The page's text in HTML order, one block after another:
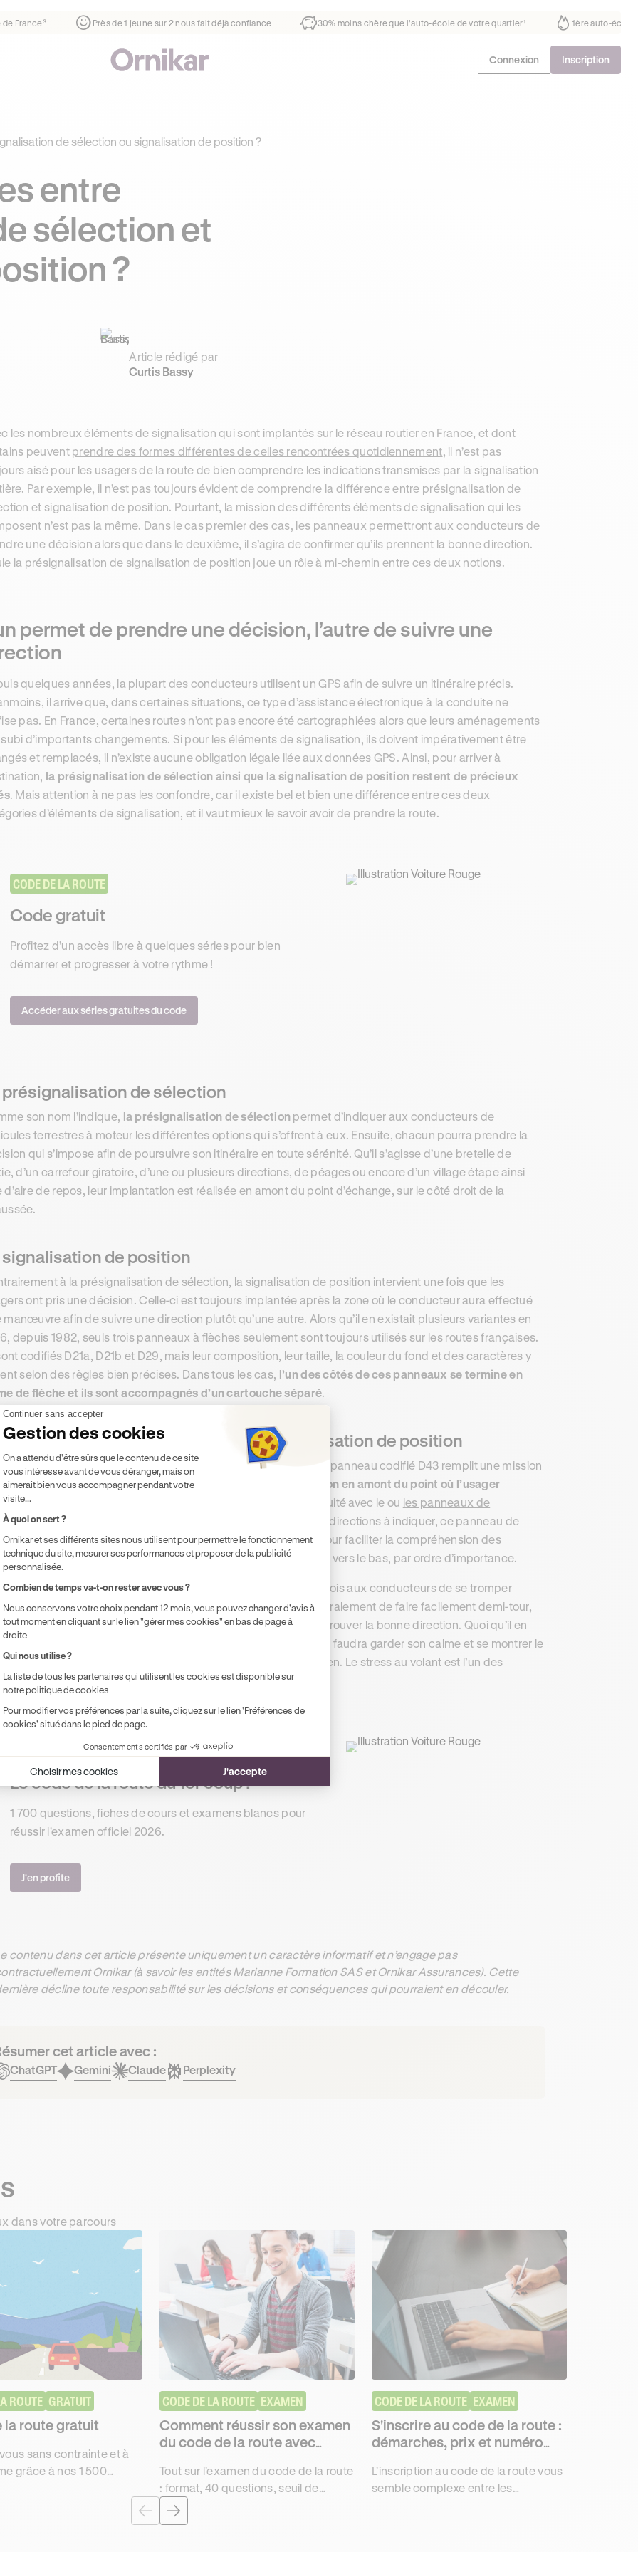
¹ 1ère auto-école de France³ Près de 1 jeune sur 2 nous fait déjà confiance 30% moins chère que l’auto-école de votre
Connexion Inscription
de sélection ou signalisation de position ?
entre
sélection et
?
Article rédigé par
Curtis Bassy
les nombreux éléments de signalisation qui sont implantés sur le réseau routier en France, et dont
peuvent prendre des formes différentes de celles rencontrées quotidiennement, il n’est pas
aisé pour les usagers de la route de bien comprendre les indications transmises par la signalisation
Par exemple, il n’est pas toujours évident de comprendre la différence entre présignalisation de
et signalisation de position. Pourtant, la mission des différents éléments de signalisation qui les
n’est pas la même. Dans le cas premier des cas, les panneaux permettront aux conducteurs de
une décision alors que dans le deuxième, il s’agira de confirmer qu’ils prennent la bonne direction.
la présignalisation de signalisation de position joue un rôle à mi-chemin entre ces deux notions.
permet de prendre une décision, l’autre de suivre une
quelques années, la plupart des conducteurs utilisent un GPS afin de suivre un itinéraire précis.
il arrive que, dans certaines situations, ce type d’assistance électronique à la conduite ne
pas. En France, certaines routes n’ont pas encore été cartographiées alors que leurs aménagements
d’importants changements. Si pour les éléments de signalisation, ils doivent impérativement être
et remplacés, il n’existe aucune obligation légale liée aux données GPS. Ainsi, pour arriver à
la présignalisation de sélection ainsi que la signalisation de position restent de précieux
. Mais attention à ne pas les confondre, car il existe bel et bien une différence entre ces deux
d’éléments de signalisation, et il vaut mieux le savoir avoir de prendre la route.
CODE DE LA ROUTE
Code gratuit
Profitez d’un accès libre à quelques séries pour bien
démarrer et progresser à votre rythme !
Accéder aux séries gratuites du code
présignalisation de sélection
son nom l’indique, la présignalisation de sélection permet d’indiquer aux conducteurs de
terrestres à moteur les différentes options qui s’offrent à eux. Ensuite, chacun pourra prendre la
qui s’impose afin de poursuivre son itinéraire en toute sérénité. Qu’il s’agisse d’une bretelle de
d’un carrefour giratoire, d’une ou plusieurs directions, de péages ou encore d’un village étape ainsi
d’aire de repos, leur implantation est réalisée en amont du point d’échange, sur le côté droit de la
signalisation de position
à la présignalisation de sélection, la signalisation de position intervient une fois que les
ont pris une décision. Celle-ci est toujours implantée après la zone où le conducteur aura effectué
manœuvre afin de suivre une direction plutôt qu’une autre. Alors qu’il en existait plusieurs variantes en
depuis 1982, seuls trois panneaux à flèches seulement sont toujours utilisés sur les routes françaises.
codifiés D21a, D21b et D29, mais leur composition, leur taille, la couleur du fond et des caractères y
selon des règles bien précises. Dans tous les cas, l’un des côtés de ces panneaux se termine en
de flèche et ils sont accompagnés d’un cartouche séparé.
particulier : la présignalisation de signalisation de position
les nombreux éléments qui composent la présignalisation, le panneau codifié D43 remplit une mission
particulière. En effet,celui-ci est implanté à 3 secondes environ en amont du point où l’usager
sa manœuvre
. Cela permet d’assurer une certaine continuité avec le ou les panneaux de
de position
qui le précédent. Lorsqu’il existe plusieurs directions à indiquer, ce panneau de
de sélection est décliné en plusieurs ensembles pour faciliter la compréhension des
Dans ce cas, les mentions sont positionnées, du haut vers le bas, par ordre d’importance.
dépit des indications fournies par la signalisation, il arrive parfois aux conducteurs de se tromper
pas de panique. Le réseau routier français permet généralement de faire facilement demi-tour,
sur l’autoroute où il faudra prendre la sortie suivante afin de retrouver la bonne direction. Quoi qu’il en
même s’il s’agit d’une situation particulièrement désagréable, il faudra garder son calme et se montrer le
courtois possible envers les autres usagers qui n’y sont pour rien. Le stress au volant est l’un des
facteurs augmentant le risque d’accident de la route...
+ 1M DE TÉLÉCHARGEMENTS
Le code de la route du 1er coup !
1 700 questions, fiches de cours et examens blancs pour
réussir l'examen officiel 2026.
J'en profite
contenu dans cet article présente uniquement un caractère informatif et n’engage pas
Ornikar (à savoir les entités Marianne Formation SAS et Ornikar Assurances). Cette
décline toute responsabilité sur les décisions et conséquences qui pourraient en découler.
cet article avec :
ChatGPT Gemini Claude Perplexity
dans votre parcours
ROUTE GRATUIT
la route gratuit
sans contrainte et à
grâce à nos 1 500
CODE DE LA ROUTE EXAMEN
Comment réussir son examen
du code de la route avec
Tout sur l'examen du code de la route
: format, 40 questions, seuil de
35/40, inscription, NEPH, résultats et
taux de réussite. Préparez-vous avec
CODE DE LA ROUTE EXAMEN
S'inscrire au code de la route :
démarches, prix et numéro
L'inscription au code de la route vous
semble complexe entre les
Continuer sans accepter
Gestion des cookies
Plateforme de Gestion du Consentement : Personnalisez vos Options
On a attendu d'être sûrs que le contenu de ce site
vous intéresse avant de vous déranger, mais on
aimerait bien vous accompagner pendant votre
visite...
À quoi on sert ?
Ornikar et ses différents sites nous utilisent pour permettre le fonctionnement
technique du site, mesurer ses performances et proposer de la publicité
personnalisée.
Combien de temps va-t-on rester avec vous ?
Nous conservons votre choix pendant 12 mois, vous pouvez changer d'avis à
tout moment en cliquant sur le lien "gérer mes cookies" en bas de page à
droite
Qui nous utilise ?
La liste de tous les partenaires qui utilisent les cookies est disponible sur
notre politique de cookies
Pour modifier vos préférences par la suite, cliquez sur le lien 'Préférences de
cookies' situé dans le pied de page.
Consentements certifiés par
Choisir mes cookies J'accepte
Axeptio consent